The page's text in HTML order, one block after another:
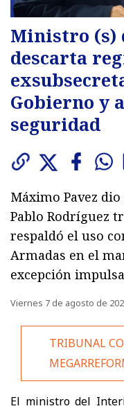
Ministro
descarta
Gobierno y
seguridad
Máximo Pavez
Pablo Rodríguez
respaldó el uso
Armadas en el
excepción
Viernes 7 de agosto de
TRIBUNAL
El ministro del